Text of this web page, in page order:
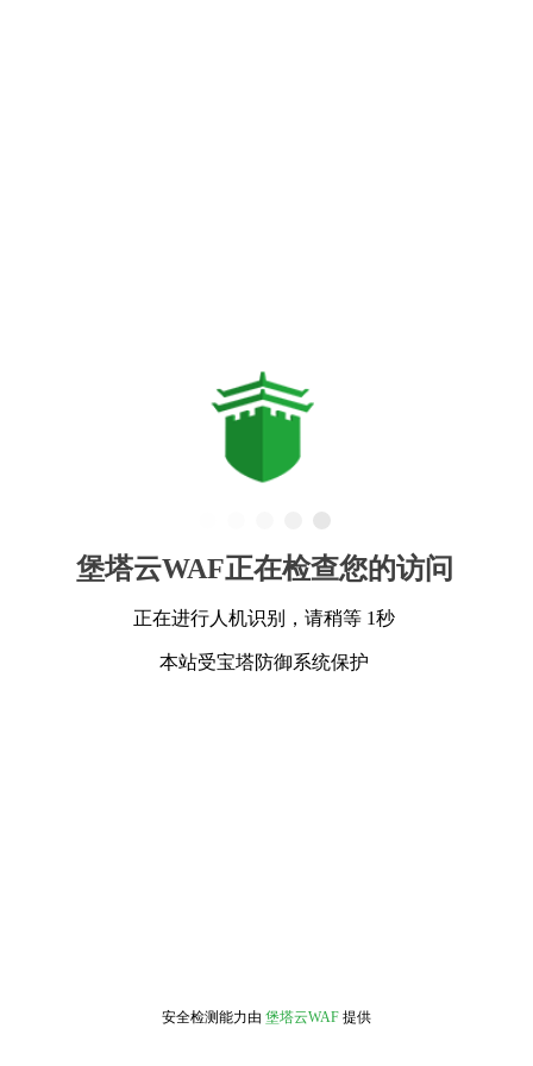
堡塔云WAF正在检查您的访问
正在进行人机识别，请稍等 1秒
本站受宝塔防御系统保护
安全检测能力由 堡塔云WAF 提供